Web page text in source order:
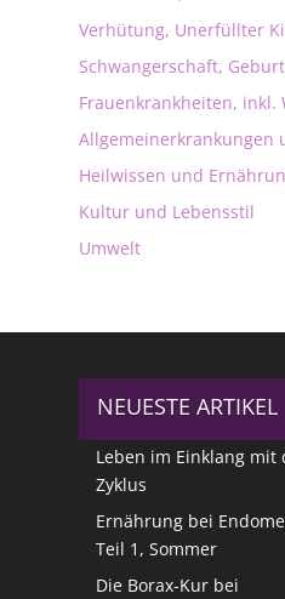
Verhütung, Unerfüllter
Schwangerschaft,
Frauenkrankheiten, inkl.
Allgemeinerkrankungen
Heilwissen und
Kultur und Lebensstil
Umwelt
NEUESTE ARTIKEL
Leben im Einklang mit
Zyklus
Ernährung bei
Teil 1, Sommer
Die Borax-Kur bei